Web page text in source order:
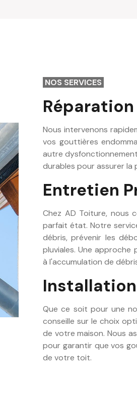
NOS SERVICES
Nous intervenons
vos gouttières
autre
durables pour assurer
Entretien
Chez AD Toiture, nous
parfait état. Notre
débris, prévenir les
pluviales. Une
à l'accumulation de
Que ce soit pour une
conseille sur le choix
de votre maison. Nous
pour garantir que vos
de votre toit.